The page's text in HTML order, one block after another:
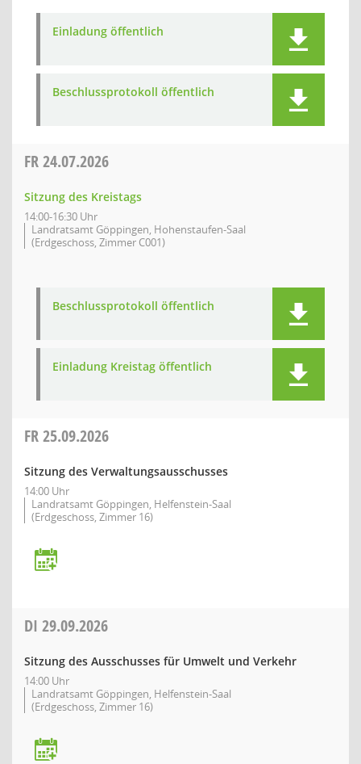
Einladung öffentlich
Beschlussprotokoll öffentlich
FR24.07.2026
Sitzung des Kreistags
14:00-16:30 Uhr
Landratsamt Göppingen, Hohenstaufen-Saal
(Erdgeschoss, Zimmer C001)
Beschlussprotokoll öffentlich
Einladung Kreistag öffentlich
FR25.09.2026
Sitzung des Verwaltungsausschusses
14:00 Uhr
Landratsamt Göppingen, Helfenstein-Saal
(Erdgeschoss, Zimmer 16)
DI 29.09.2026
Sitzung des Ausschusses für Umwelt und Verkehr
14:00 Uhr
Landratsamt Göppingen, Helfenstein-Saal
(Erdgeschoss, Zimmer 16)